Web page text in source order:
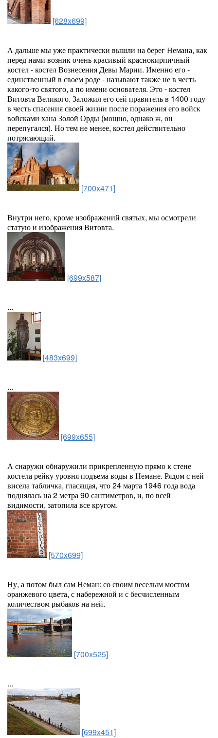
[628x699]
А дальше мы уже практически вышли на берег Немана, как
перед нами возник очень красивый краснокирпичный
костел - костел Вознесения Девы Марии. Именно его -
единственный в своем роде - называют также не в честь
какого-то святого, а по имени основателя. Это - костел
Витовта Великого. Заложил его сей правитель в 1400 году
в честь спасения своей жизни после поражения его войск
войсками хана Золой Орды (мощно, однако ж, он
перепугался). Но тем не менее, костел действительно
потрясающий.
[700x471]
Внутри него, кроме изображений святых, мы осмотрели
статую и изображения Витовта.
[699x587]
...
[483x699]
...
[699x655]
А снаружи обнаружили прикрепленную прямо к стене
костела рейку уровня подъема воды в Немане. Рядом с ней
висела табличка, гласящая, что 24 марта 1946 года вода
поднялась на 2 метра 90 сантиметров, и, по всей
видимости, затопила все кругом.
[570x699]
Ну, а потом был сам Неман: со своим веселым мостом
оранжевого цвета, с набережной и с бесчисленным
количеством рыбаков на ней.
[700x525]
...
[699x451]